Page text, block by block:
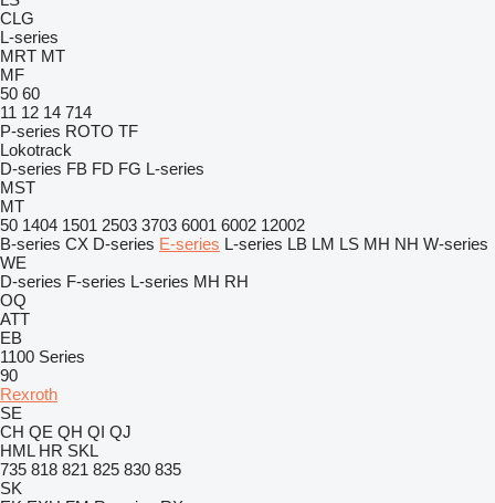
CLG
L-series
MRT MT
MF
50 60
11 12 14 714
P-series ROTO TF
Lokotrack
D-series FB FD FG L-series
MST
MT
50 1404 1501 2503 3703 6001 6002 12002
B-series CX D-series E-series L-series LB LM LS MH NH W-series
WE
D-series F-series L-series MH RH
OQ
ATT
EB
1100 Series
90
Rexroth
SE
CH QE QH QI QJ
HML HR SKL
735 818 821 825 830 835
SK